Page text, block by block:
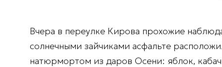
Вчера в переулке Кирова прохожие
солнечными зайчиками асфальте
натюрмортом из даров Осени: яблок,